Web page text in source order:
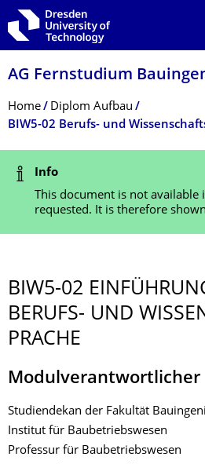
Skip to main navigation
Skip to search
Skip to content
AG Fernstudium
Breadcrumb Menu
Home
Diplom Aufbau
BIW5-02 Berufs- und
Status Message
Info
This document is not available
requested. It is therefore
BIW5-02
BERUFS- UND
PRACHE
Modulverantwortlicher
Studiendekan der Fakultät
Institut für Baubetriebswesen
Professur für Baubetriebswesen